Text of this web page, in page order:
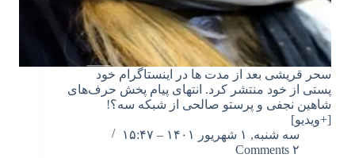
سحر قریشی بعد از مدت ها در اینستاگرام خود
پستی از خود منتشر کرد. انتهای پیام پخش حرف‌های
شاهین نجفی و پرستو صالحی از شبکه سه؟!
[+ویدیو]
سه شنبه, ۱ شهریور ۱۴۰۱ – ۱۵:۴۷
۲ Comments